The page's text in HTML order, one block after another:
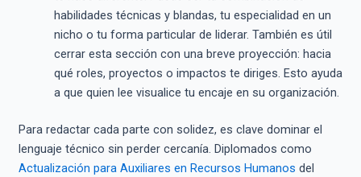
habilidades técnicas y blandas, tu especialidad en un
nicho o tu forma particular de liderar. También es útil
cerrar esta sección con una breve proyección: hacia
qué roles, proyectos o impactos te diriges. Esto ayuda
a que quien lee visualice tu encaje en su organización.
Para redactar cada parte con solidez, es clave dominar el
lenguaje técnico sin perder cercanía. Diplomados como
Actualización para Auxiliares en Recursos Humanos del